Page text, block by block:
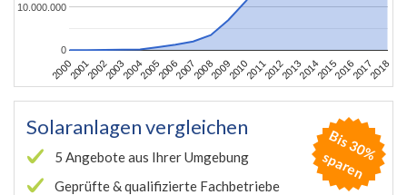
2000200120022003200420052006200720082009201020112012201320142015201620172018
0
10.000.000
Solaranlagen vergleichen
5 Angebote aus Ihrer Umgebung
Geprüfte & qualifizierte Fachbetriebe
B
is
3
0
%
s
p
a
r
e
n